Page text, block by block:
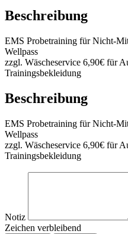
Beschreibung
EMS Probetraining für Nicht-
Wellpass
zzgl. Wäscheservice 6,90€ für
Trainingsbekleidung
Beschreibung
EMS Probetraining für Nicht-
Wellpass
zzgl. Wäscheservice 6,90€ für
Trainingsbekleidung
Notiz
Zeichen verbleibend